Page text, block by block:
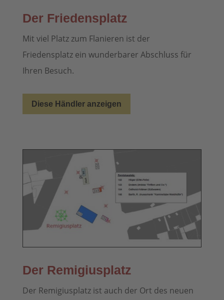
Der Friedensplatz
Mit viel Platz zum Flanieren ist der
Friedensplatz ein wunderbarer Abschluss für
Ihren Besuch.
Diese Händler anzeigen
Der Remigiusplatz
Der Remigiusplatz ist auch der Ort des neuen